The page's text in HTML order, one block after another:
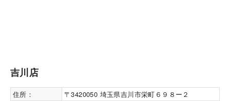
吉川店
住所：
〒3420050 埼玉県吉川市栄町６９８ー２